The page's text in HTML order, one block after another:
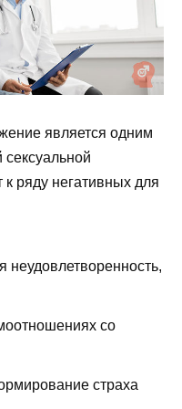
является одним
сексуальной
ряду негативных для
неудовлетворенность,
со
страха